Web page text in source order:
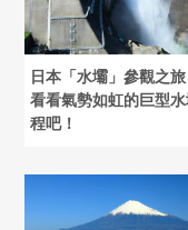
日本「水壩」參觀之
看看氣勢如虹的巨型
程吧！